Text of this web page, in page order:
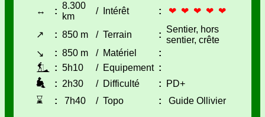
↔
:
8.300
km
/ Intérêt : ❤ ❤ ❤ ❤ ❤
↗ : 850 m / Terrain :
Sentier, hors
sentier, crête
↘
: 850 m / Matériel
:
: 5h10 / Equipement :
: 2h30 / Difficulté :
PD+
⌛
: 7h40 / Topo : Guide Ollivier